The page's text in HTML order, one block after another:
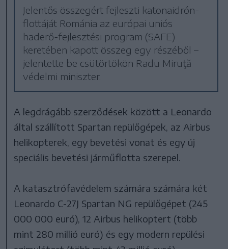
Jelentős összegért fejleszti katonaidrón-
flottáját Románia az európai uniós
haderő-fejlesztési program (SAFE)
keretében kapott összeg egy részéből –
jelentette be csütörtökön Radu Miruţă
védelmi miniszter.
A legdrágább szerződések között a Leonardo
által szállított Spartan repülőgépek, az Airbus
helikopterek, egy bevetési vonat és egy új
speciális bevetési járműflotta szerepel.
A katasztrófavédelem számára számára két
Leonardo C-27J Spartan NG repülőgépet (245
000 000 euró), 12 Airbus helikoptert (több
mint 280 millió euró) és egy modern repülési